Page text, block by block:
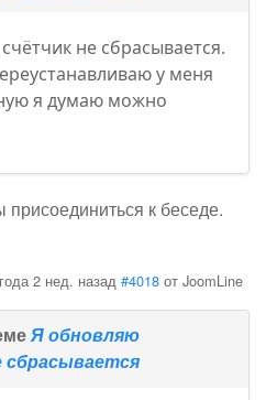
не сбрасывается.
у меня
я думаю можно
присоединиться к беседе.
2 нед. назад #4018 отJoomLine
Я обновляю
сбрасывается